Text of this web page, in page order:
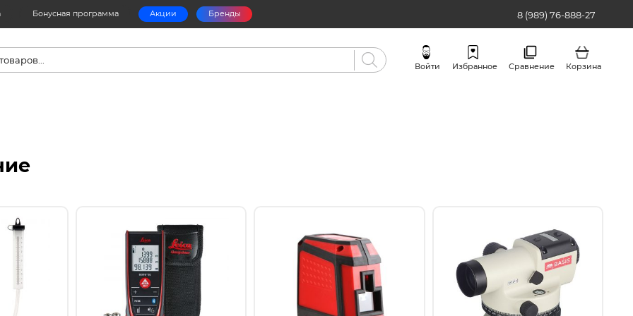
Бонусная программа Акции Бренды 8 (989) 76-888-27
Войти Избранное Сравнение Корзина